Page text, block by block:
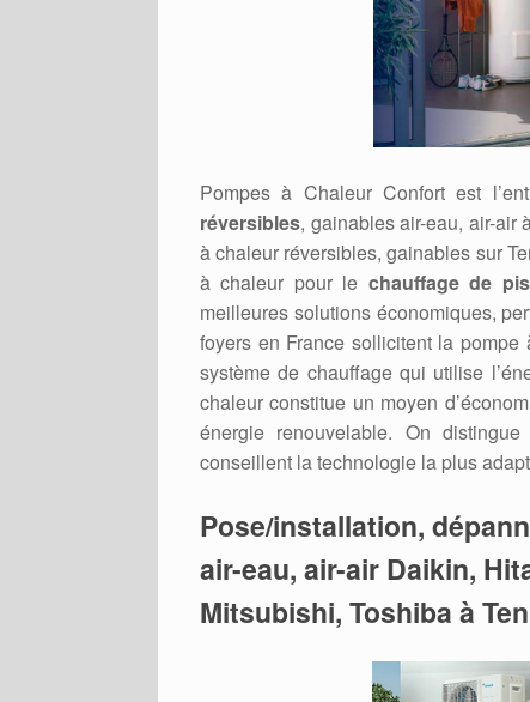
Pompes à Chaleur Confort est
réversibles, gainables air-eau, air-air
à chaleur réversibles, gainables sur
à chaleur pour le chauffage de
meilleures solutions économiques,
foyers en France sollicitent la pompe
système de chauffage qui utilise
chaleur constitue un moyen
énergie renouvelable. On
conseillent la technologie la plus
Pose/installation,
air-eau, air-air Daikin,
Mitsubishi, Toshiba à